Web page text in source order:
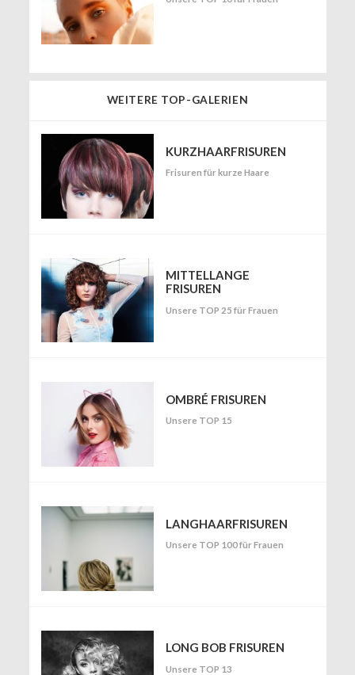
WEITERE TOP-GALERIEN
KURZHAARFRISUREN
Frisuren für kurze Haare
MITTELLANGE
FRISUREN
Unsere TOP 25 für Frauen
OMBRÉ FRISUREN
Unsere TOP 15
LANGHAARFRISUREN
Unsere TOP 100 für Frauen
LONG BOB FRISUREN
Unsere TOP 13